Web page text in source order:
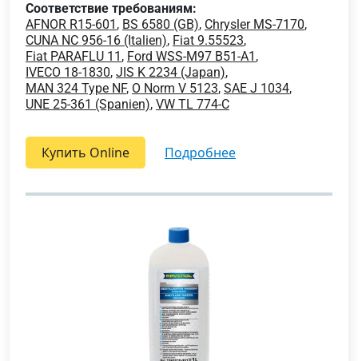
Соответствие требованиям:
AFNOR R15-601 , BS 6580 (GB), Chrysler MS-7170,
CUNA NC 956-16 (Italien), Fiat 9.55523,
Fiat PARAFLU 11 , Ford WSS-M97 B51-A1 ,
IVECO 18-1830, JIS K 2234 (Japan),
MAN 324 Type NF, O Norm V 5123, SAE J 1034,
UNE 25-361 (Spanien), VW TL 774-C
Купить Online подробнее